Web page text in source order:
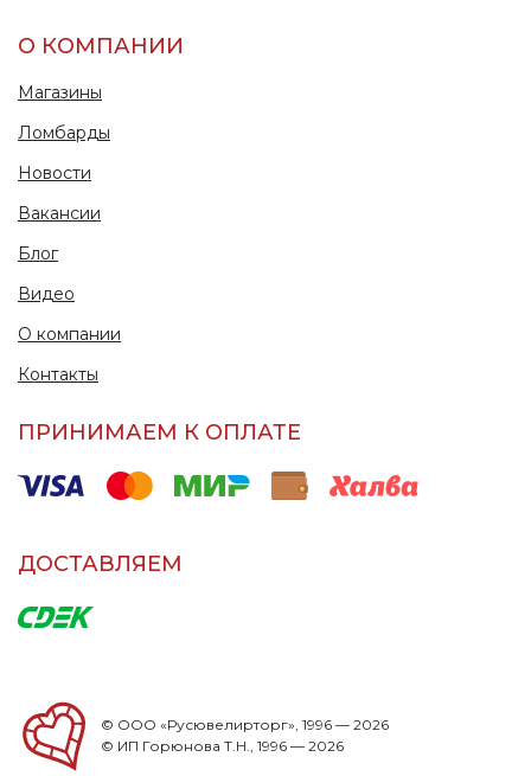
О КОМПАНИИ
Магазины
Ломбарды
Новости
Вакансии
Блог
Видео
О компании
Контакты
ПРИНИМАЕМ К ОПЛАТЕ
ДОСТАВЛЯЕМ
© ООО «Русювелирторг», 1996 — 2026
© ИП Горюнова Т.Н., 1996 — 2026